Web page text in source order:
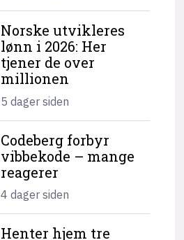
Norske utvikleres
lønn i 2026: Her
tjener de over
millionen
5 dager siden
Codeberg forbyr
vibbekode – mange
reagerer
4 dager siden
Henter hjem tre